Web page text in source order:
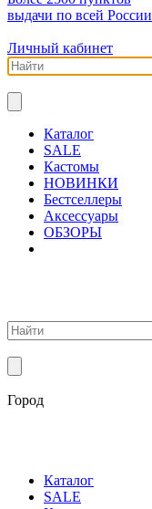
выдачи по всей России
Личный кабинет
Каталог
SALE
Кастомы
НОВИНКИ
Бестселлеры
Аксессуары
ОБЗОРЫ
Город
Каталог
SALE